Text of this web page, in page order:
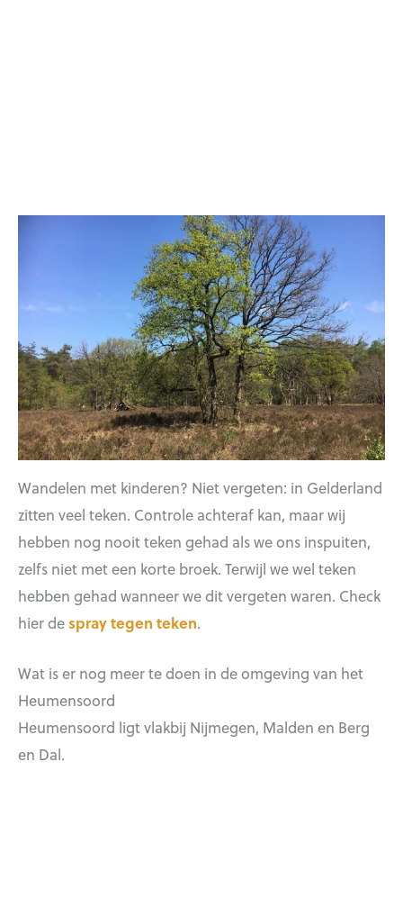
Wandelen met kinderen? Niet vergeten: in Gelderland
zitten veel teken. Controle achteraf kan, maar wij
hebben nog nooit teken gehad als we ons inspuiten,
zelfs niet met een korte broek. Terwijl we wel teken
hebben gehad wanneer we dit vergeten waren. Check
hier despray tegen teken.
Wat is er nog meer te doen in de omgeving van het
Heumensoord
Heumensoord ligt vlakbij Nijmegen, Malden en Berg
en Dal.